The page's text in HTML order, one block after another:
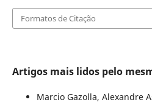
Formatos de Citação
Artigos mais lidos pelo
Marcio Gazolla, Alexandre